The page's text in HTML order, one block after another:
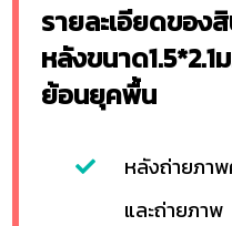
รายละเอียดของ
หลังขนาด
ย้อนยุคพื้น
หลังถ่ายภา
และถ่ายภาพ